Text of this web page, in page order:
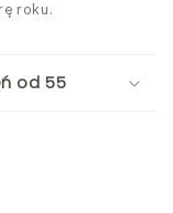
roku.
od 55